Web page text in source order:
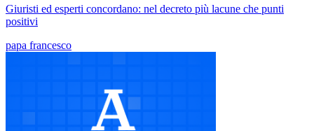
Giuristi ed esperti concordano: nel decreto più lacune che punti
positivi
papa francesco